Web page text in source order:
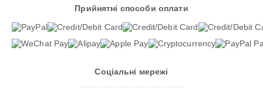
Прийнятні способи оплати
Соціальні мережі